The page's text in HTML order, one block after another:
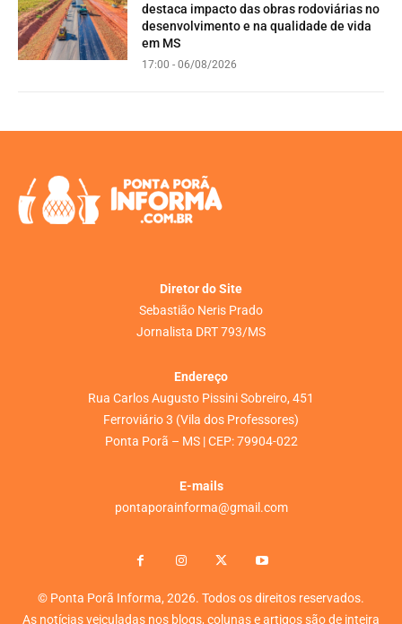
destaca impacto das obras rodoviárias no
desenvolvimento e na qualidade de vida
em MS
17:00 - 06/08/2026
Diretor do Site
Sebastião Neris Prado
Jornalista DRT 793/MS
Endereço
Rua Carlos Augusto Pissini Sobreiro, 451
Ferroviário 3 (Vila dos Professores)
Ponta Porã – MS | CEP: 79904-022
E-mails
pontaporainforma@gmail.com
© Ponta Porã Informa, 2026. Todos os direitos reservados.
As notícias veiculadas nos blogs, colunas e artigos são de inteira